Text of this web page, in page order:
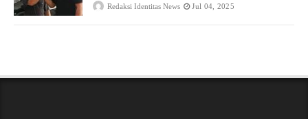
Redaksi Identitas News Jul 04, 2025